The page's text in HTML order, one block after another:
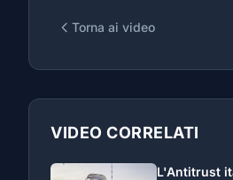
Torna ai video
VIDEO CORRELATI
L'Antitrust